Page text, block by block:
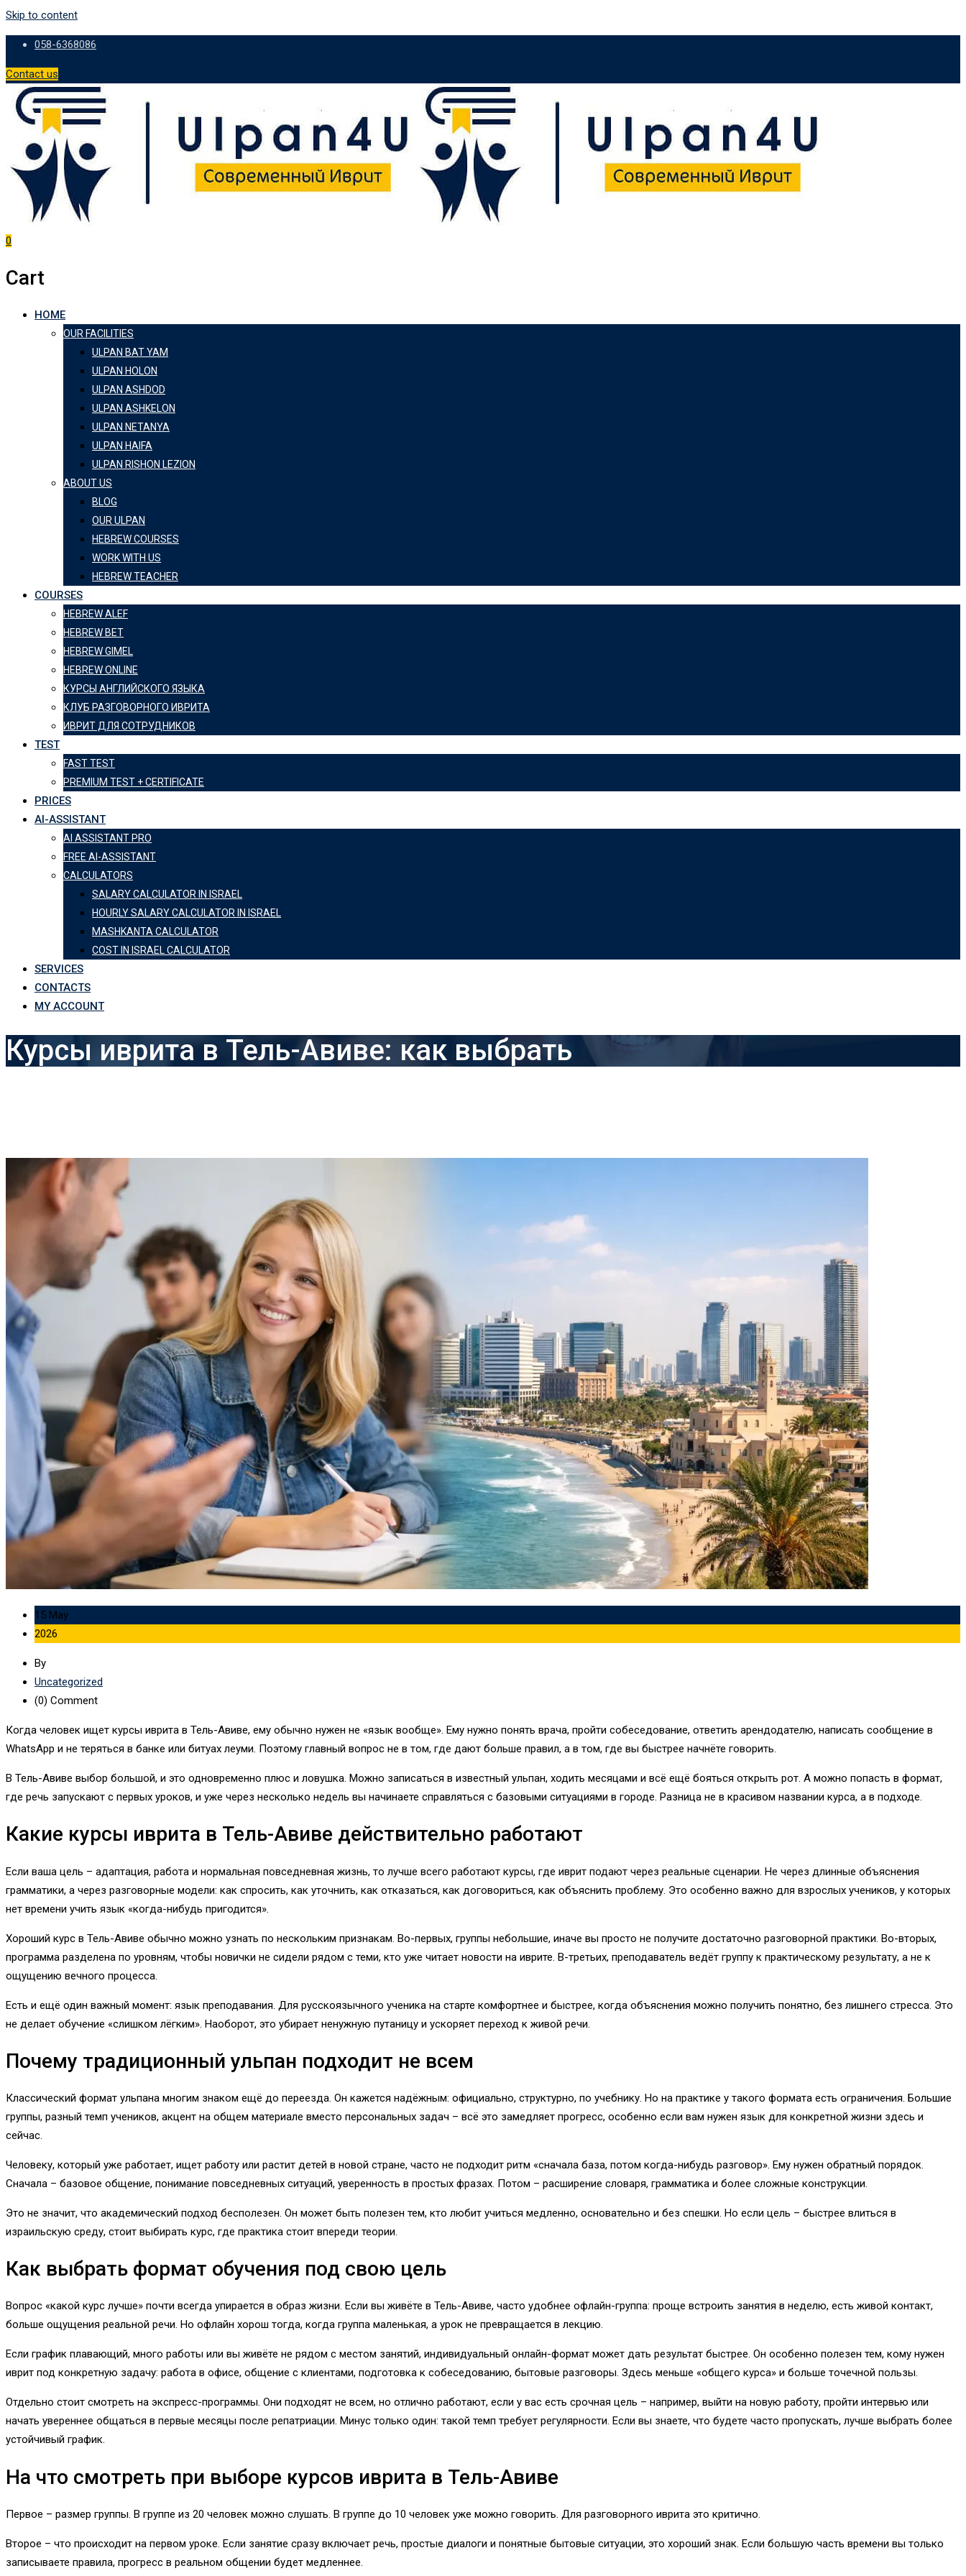
Skip to content
058-6368086
Contact us
0
Cart
HOME
OUR FACILITIES
ULPAN BAT YAM
ULPAN HOLON
ULPAN ASHDOD
ULPAN ASHKELON
ULPAN NETANYA
ULPAN HAIFA
ULPAN RISHON LEZION
ABOUT US
BLOG
OUR ULPAN
HEBREW COURSES
WORK WITH US
HEBREW TEACHER
COURSES
HEBREW ALEF
HEBREW BET
HEBREW GIMEL
HEBREW ONLINE
КУРСЫ АНГЛИЙСКОГО ЯЗЫКА
КЛУБ РАЗГОВОРНОГО ИВРИТА
ИВРИТ ДЛЯ СОТРУДНИКОВ
TEST
FAST TEST
PREMIUM TEST + CERTIFICATE
PRICES
AI-ASSISTANT
AI ASSISTANT PRO
FREE AI-ASSISTANT
CALCULATORS
SALARY CALCULATOR IN ISRAEL
HOURLY SALARY CALCULATOR IN ISRAEL
MASHKANTA CALCULATOR
COST IN ISRAEL CALCULATOR
SERVICES
CONTACTS
MY ACCOUNT
Курсы иврита в Тель-Авиве: как выбрать
15 May
2026
By
Uncategorized
(0) Comment
Когда человек ищет курсы иврита в Тель-Авиве, ему обычно нужен не «язык вообще». Ему нужно понять врача, пройти собеседование, ответить арендодателю, написать сообщение в
WhatsApp и не теряться в банке или битуах леуми. Поэтому главный вопрос не в том, где дают больше правил, а в том, где вы быстрее начнёте говорить.
В Тель-Авиве выбор большой, и это одновременно плюс и ловушка. Можно записаться в известный ульпан, ходить месяцами и всё ещё бояться открыть рот. А можно попасть в формат,
где речь запускают с первых уроков, и уже через несколько недель вы начинаете справляться с базовыми ситуациями в городе. Разница не в красивом названии курса, а в подходе.
Какие курсы иврита в Тель-Авиве действительно работают
Если ваша цель – адаптация, работа и нормальная повседневная жизнь, то лучше всего работают курсы, где иврит подают через реальные сценарии. Не через длинные объяснения
грамматики, а через разговорные модели: как спросить, как уточнить, как отказаться, как договориться, как объяснить проблему. Это особенно важно для взрослых учеников, у которых
нет времени учить язык «когда-нибудь пригодится».
Хороший курс в Тель-Авиве обычно можно узнать по нескольким признакам. Во-первых, группы небольшие, иначе вы просто не получите достаточно разговорной практики. Во-вторых,
программа разделена по уровням, чтобы новички не сидели рядом с теми, кто уже читает новости на иврите. В-третьих, преподаватель ведёт группу к практическому результату, а не к
ощущению вечного процесса.
Есть и ещё один важный момент: язык преподавания. Для русскоязычного ученика на старте комфортнее и быстрее, когда объяснения можно получить понятно, без лишнего стресса. Это
не делает обучение «слишком лёгким». Наоборот, это убирает ненужную путаницу и ускоряет переход к живой речи.
Почему традиционный ульпан подходит не всем
Классический формат ульпана многим знаком ещё до переезда. Он кажется надёжным: официально, структурно, по учебнику. Но на практике у такого формата есть ограничения. Большие
группы, разный темп учеников, акцент на общем материале вместо персональных задач – всё это замедляет прогресс, особенно если вам нужен язык для конкретной жизни здесь и
сейчас.
Человеку, который уже работает, ищет работу или растит детей в новой стране, часто не подходит ритм «сначала база, потом когда-нибудь разговор». Ему нужен обратный порядок.
Сначала – базовое общение, понимание повседневных ситуаций, уверенность в простых фразах. Потом – расширение словаря, грамматика и более сложные конструкции.
Это не значит, что академический подход бесполезен. Он может быть полезен тем, кто любит учиться медленно, основательно и без спешки. Но если цель – быстрее влиться в
израильскую среду, стоит выбирать курс, где практика стоит впереди теории.
Как выбрать формат обучения под свою цель
Вопрос «какой курс лучше» почти всегда упирается в образ жизни. Если вы живёте в Тель-Авиве, часто удобнее офлайн-группа: проще встроить занятия в неделю, есть живой контакт,
больше ощущения реальной речи. Но офлайн хорош тогда, когда группа маленькая, а урок не превращается в лекцию.
Если график плавающий, много работы или вы живёте не рядом с местом занятий, индивидуальный онлайн-формат может дать результат быстрее. Он особенно полезен тем, кому нужен
иврит под конкретную задачу: работа в офисе, общение с клиентами, подготовка к собеседованию, бытовые разговоры. Здесь меньше «общего курса» и больше точечной пользы.
Отдельно стоит смотреть на экспресс-программы. Они подходят не всем, но отлично работают, если у вас есть срочная цель – например, выйти на новую работу, пройти интервью или
начать увереннее общаться в первые месяцы после репатриации. Минус только один: такой темп требует регулярности. Если вы знаете, что будете часто пропускать, лучше выбрать более
устойчивый график.
На что смотреть при выборе курсов иврита в Тель-Авиве
Первое – размер группы. В группе из 20 человек можно слушать. В группе до 10 человек уже можно говорить. Для разговорного иврита это критично.
Второе – что происходит на первом уроке. Если занятие сразу включает речь, простые диалоги и понятные бытовые ситуации, это хороший знак. Если большую часть времени вы только
записываете правила, прогресс в реальном общении будет медленнее.